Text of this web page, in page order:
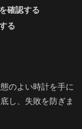
確認する
る
のよい時計を手に
し、失敗を防ぎま